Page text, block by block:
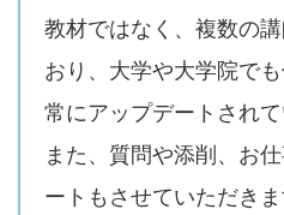
教材ではなく、複数の
おり、大学や大学院で
常にアップデートされて
また、質問や添削、お
ートもさせていただきま